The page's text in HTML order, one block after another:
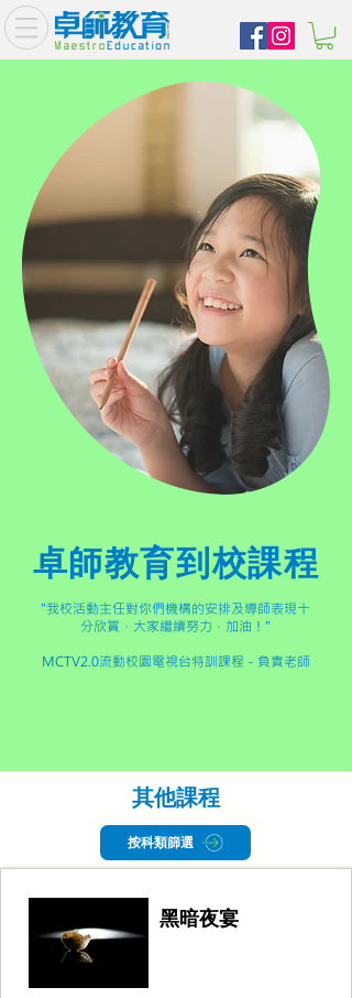
卓師教育到校課程
"我校活動主任對你們機構的安排及導師表現十
分欣賞，大家繼續努力，加油！"
​MCTV2.0流動校園電視台特訓課程－負責老師
其他課程
按科類篩選
黑暗夜宴